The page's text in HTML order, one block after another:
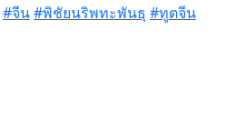
#จีน#พิชัยนริพทะพันธุ #ทูตจีน